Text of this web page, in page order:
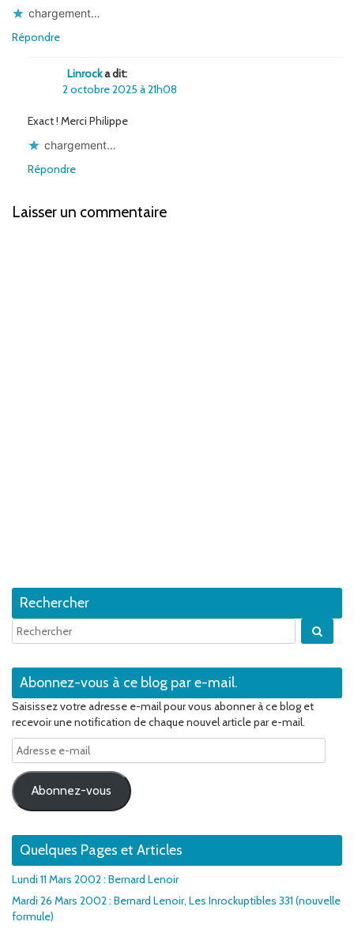
chargement…
Répondre
Linrocka dit:
2 octobre 2025 à 21h08
Exact ! Merci Philippe
chargement…
Répondre
Laisser un commentaire
Rechercher
Abonnez-vous à ce blog par e-mail.
Saisissez votre adresse e-mail pour vous abonner à ce blog et
recevoir une notification de chaque nouvel article par e-mail.
Adresse
e-
mail
Abonnez-vous
Quelques Pages et Articles
Lundi 11 Mars 2002 : Bernard Lenoir
Mardi 26 Mars 2002 : Bernard Lenoir, Les Inrockuptibles 331 (nouvelle
formule)